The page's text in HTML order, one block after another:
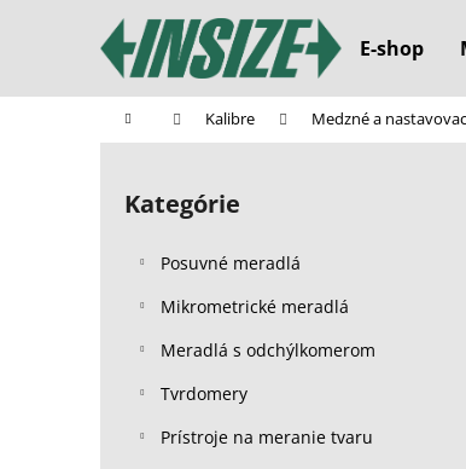
E-shop
Domov Kalibre Medzné a
B
Preskočiť
kategórie
Kategórie
Posuvné meradlá
Mikrometrické meradlá
Meradlá s odchýlkomerom
Tvrdomery
Prístroje na meranie tvaru
í
Späť
do
Späť
do